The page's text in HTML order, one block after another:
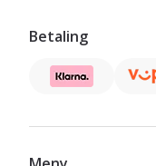
Betaling